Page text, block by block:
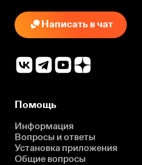
Написать в чат
Помощь
Информация
Вопросы и ответы
Установка приложения
Общие вопросы